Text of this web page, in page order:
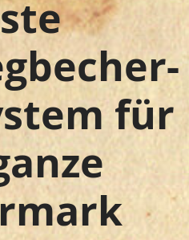
für